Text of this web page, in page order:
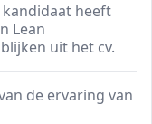
kandidaat heeft
Lean
uit het cv.
de ervaring van